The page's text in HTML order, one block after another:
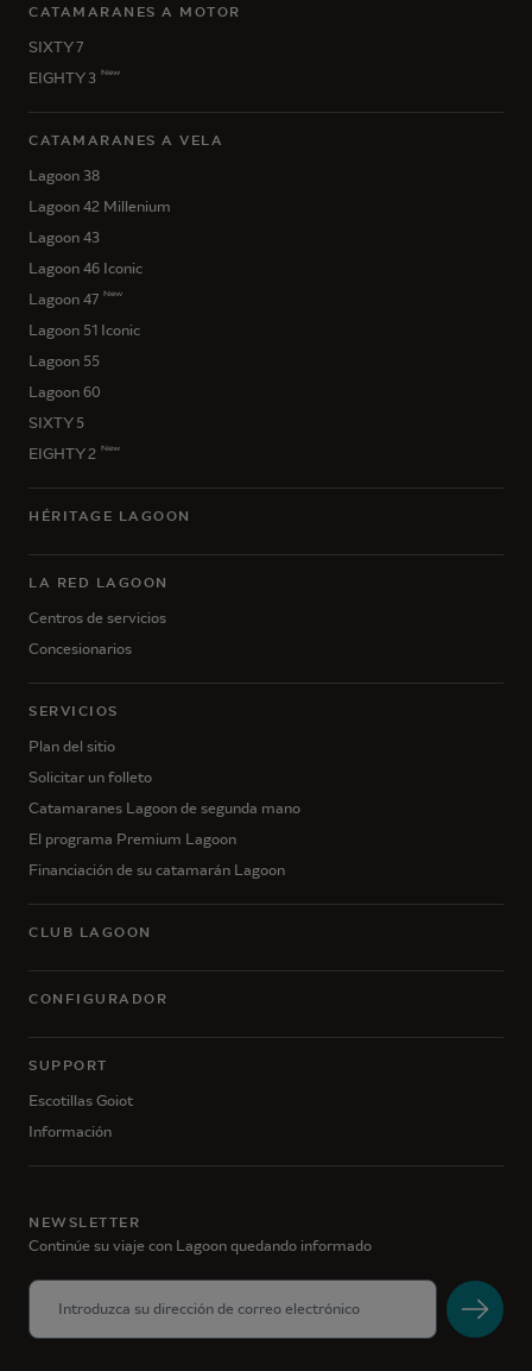
CATAMARANES A MOTOR
SIXTY 7
EIGHTY 3 New
CATAMARANES A VELA
Lagoon 38
Lagoon 42 Millenium
Lagoon 43
Lagoon 46 Iconic
Lagoon 47 New
Lagoon 51 Iconic
Lagoon 55
Lagoon 60
SIXTY 5
EIGHTY 2 New
HÉRITAGE LAGOON
LA RED LAGOON
Centros de servicios
Concesionarios
SERVICIOS
Plan del sitio
Solicitar un folleto
Catamaranes Lagoon de segunda mano
El programa Premium Lagoon
Financiación de su catamarán Lagoon
CLUB LAGOON
CONFIGURADOR
SUPPORT
Escotillas Goiot
Información
NEWSLETTER
Continúe su viaje con Lagoon quedando informado